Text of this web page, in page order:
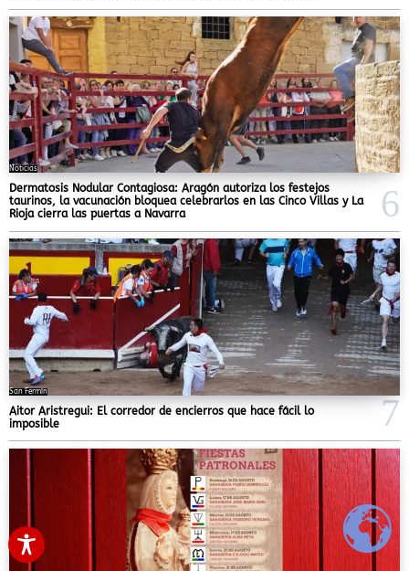
Noticias
Dermatosis Nodular Contagiosa: Aragón autoriza los festejos
taurinos, la vacunación bloquea celebrarlos en las Cinco Villas y La
Rioja cierra las puertas a Navarra
San Fermín
Aitor Aristregui: El corredor de encierros que hace fácil lo
imposible